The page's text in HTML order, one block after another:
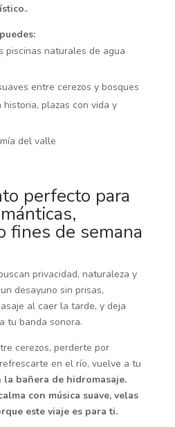
.
piscinas naturales de agua
entre cerezos y bosques
plazas con vida y
del valle
perfecto para
fines de semana
privacidad, naturaleza y
desayuno sin prisas,
al caer la tarde, y deja
tu banda sonora.
cerezos, perderte por
en el río, vuelve a tu
la bañera de hidromasaje.
con música suave, velas
este viaje es para ti.